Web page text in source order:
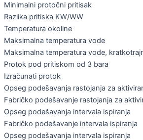
Minimalni protočni pritisak
Razlika pritiska KW/WW
Temperatura okoline
Maksimalna temperatura vode
Maksimalna temperatura vode,
Protok pod pritiskom od 3 bara
Izračunati protok
Opseg podešavanja rastojanja za
Fabričko podešavanje rastojanja za
Opseg podešavanja intervala ispiranja
Fabričko podešavanje intervala ispiranja
Opseg podešavanja intervala ispiranja